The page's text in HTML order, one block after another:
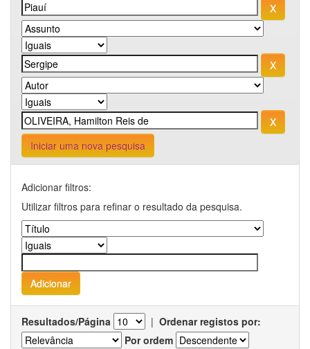
Iniciar uma nova pesquisa
Adicionar filtros:
Utilizar filtros para refinar o resultado da pesquisa.
Resultados/Página | Ordenar registos por:
Por ordem